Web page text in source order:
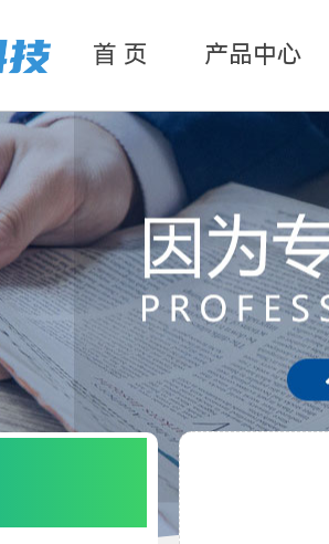
首 页 产品中心